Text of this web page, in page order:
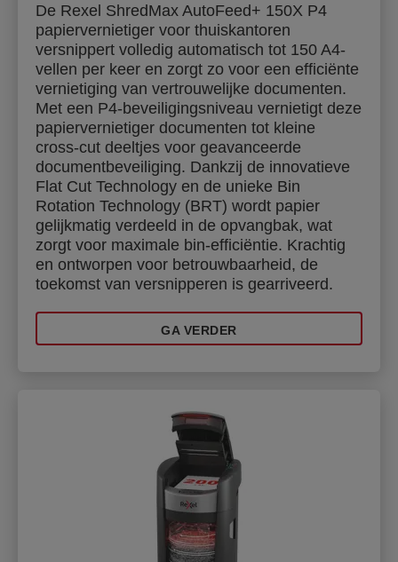
De Rexel ShredMax AutoFeed+ 150X P4
papiervernietiger voor thuiskantoren
versnippert volledig automatisch tot 150 A4-
vellen per keer en zorgt zo voor een efficiënte
vernietiging van vertrouwelijke documenten.
Met een P4-beveiligingsniveau vernietigt deze
papiervernietiger documenten tot kleine
cross‑cut deeltjes voor geavanceerde
documentbeveiliging. Dankzij de innovatieve
Flat Cut Technology en de unieke Bin
Rotation Technology (BRT) wordt papier
gelijkmatig verdeeld in de opvangbak, wat
zorgt voor maximale bin-efficiëntie. Krachtig
en ontworpen voor betrouwbaarheid, de
toekomst van versnipperen is gearriveerd.
GA VERDER